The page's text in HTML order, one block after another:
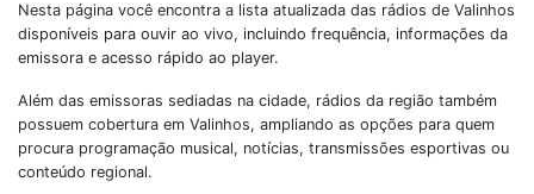
Nesta página você encontra a lista atualizada das rádios de Valinhos
disponíveis para ouvir ao vivo, incluindo frequência, informações da
emissora e acesso rápido ao player.
Além das emissoras sediadas na cidade, rádios da região também
possuem cobertura em Valinhos, ampliando as opções para quem
procura programação musical, notícias, transmissões esportivas ou
conteúdo regional.